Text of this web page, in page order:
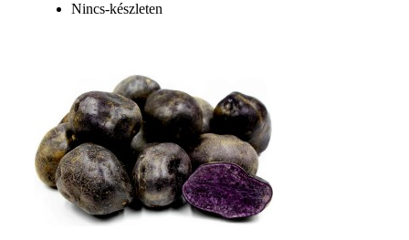
Nincs-készleten